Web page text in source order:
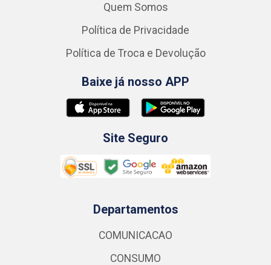
Quem Somos
Política de Privacidade
Política de Troca e Devolução
Baixe já nosso APP
Site Seguro
Departamentos
COMUNICACAO
CONSUMO